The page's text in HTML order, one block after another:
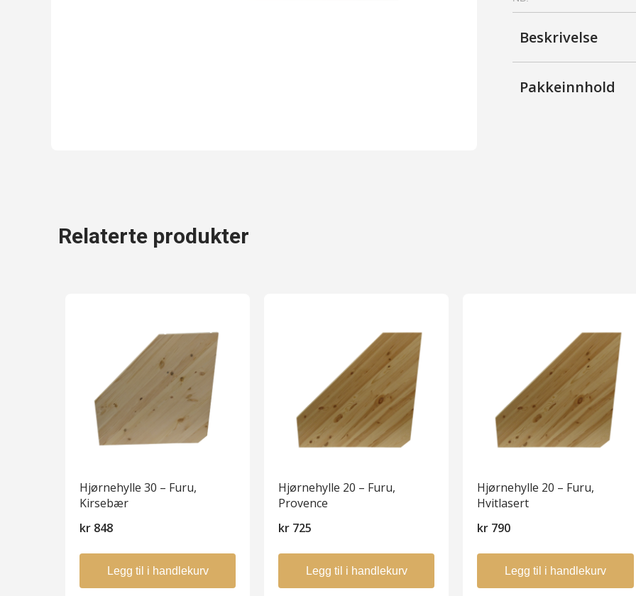
antall
Beskrivelse
Pakkeinnhold
Relaterte produkter
Hjørnehylle 30 – Furu,
Kirsebær
kr 848
Legg til i handlekurv
Hjørnehylle 20 – Furu,
Provence
kr 725
Legg til i handlekurv
Hjørnehylle 20 – Furu,
Hvitlasert
kr 790
Legg til i handlekurv